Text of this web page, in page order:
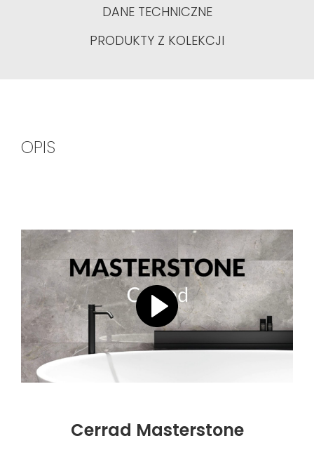
DANE TECHNICZNE
PRODUKTY Z KOLEKCJI
OPIS
Cerrad Masterstone